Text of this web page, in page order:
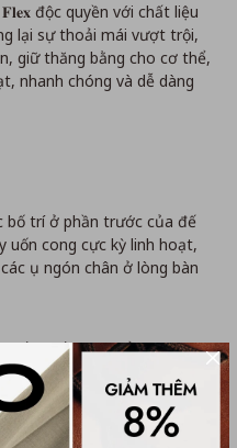
độc quyền với chất liệu
lại sự thoải mái vượt trội,
giữ thăng bằng cho cơ thể,
nhanh chóng và dễ dàng
bố trí ở phần trước của đế
uốn cong cực kỳ linh hoạt,
ụ ngón chân ở lòng bàn
rắn chắc hơn để bàn chân
cơ thể thăng bằng, vững